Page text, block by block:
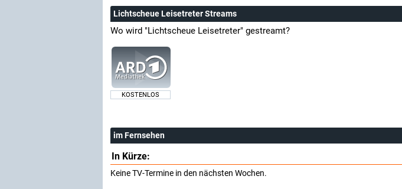
Lichtscheue Leisetreter Streams
Wo wird "Lichtscheue Leisetreter" gestreamt?
KOSTENLOS
im Fernsehen
In Kürze:
Keine TV-Termine in den nächsten Wochen.